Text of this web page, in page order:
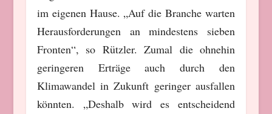
im eigenen Hause. „Auf die Branche warten
Herausforderungen an mindestens sieben
Fronten“, so Rützler. Zumal die ohnehin
geringeren Erträge auch durch den
Klimawandel in Zukunft geringer ausfallen
könnten. „Deshalb wird es entscheidend